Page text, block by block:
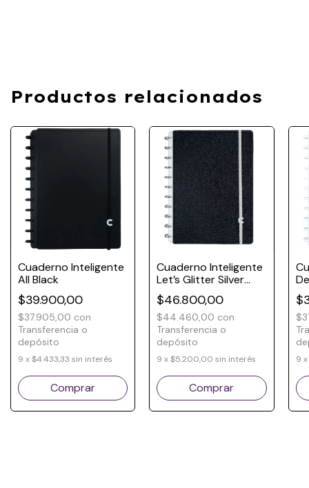
Productos relacionados
Cuaderno Inteligente
All Black
$39.900,00
$37.905,00 con
Transferencia o
depósito
9 x$4.433,33 sin interés
Comprar
Cuaderno Inteligente
Let’s Glitter Silver
Black
$46.800,00
$44.460,00 con
Transferencia o
depósito
9 x$5.200,00 sin interés
Comprar
9 x